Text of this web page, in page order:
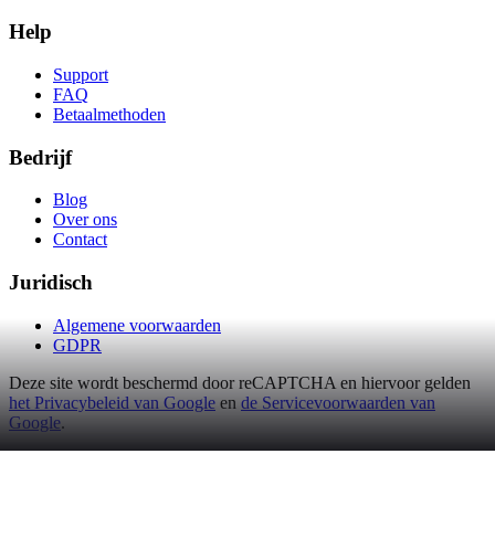
Help
Support
FAQ
Betaalmethoden
Bedrijf
Blog
Over ons
Contact
Juridisch
Algemene voorwaarden
GDPR
Deze site wordt beschermd door reCAPTCHA en hiervoor gelden
het Privacybeleid van Google en de Servicevoorwaarden van
Google.